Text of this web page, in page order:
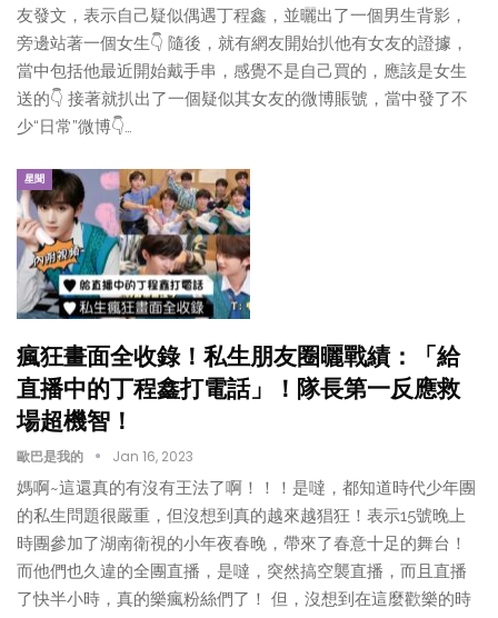
友發文，表示自己疑似偶遇丁程鑫，並曬出了一個男生背影，
旁邊站著一個女生👇 隨後，就有網友開始扒他有女友的證據，
當中包括他最近開始戴手串，感覺不是自己買的，應該是女生
送的👇 接著就扒出了一個疑似其女友的微博賬號，當中發了不
少“日常”微博👇…
星聞
瘋狂畫面全收錄！私生朋友圈曬戰績：「給
直播中的丁程鑫打電話」！隊長第一反應救
場超機智！
歐巴是我的 Jan 16, 2023
媽啊~這還真的有沒有王法了啊！！！是噠，都知道時代少年團
的私生問題很嚴重，但沒想到真的越來越猖狂！表示15號晚上
時團參加了湖南衛視的小年夜春晚，帶來了春意十足的舞台！
而他們也久違的全團直播，是噠，突然搞空襲直播，而且直播
了快半小時，真的樂瘋粉絲們了！ 但，沒想到在這麼歡樂的時